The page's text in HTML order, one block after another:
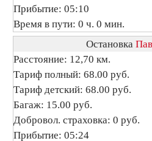
Прибытие: 05:10
Время в пути: 0 ч. 0 мин.
Остановка
Расстояние: 12,70 км.
Тариф полный: 68.00 руб.
Тариф детский: 68.00 руб.
Багаж: 15.00 руб.
Добровол. страховка: 0 руб.
Прибытие: 05:24